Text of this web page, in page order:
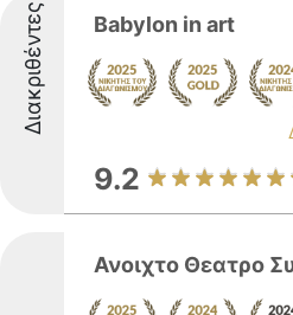
Διακριθέντες Babylon in art
9.2
Ανοιχτο Θεατρο